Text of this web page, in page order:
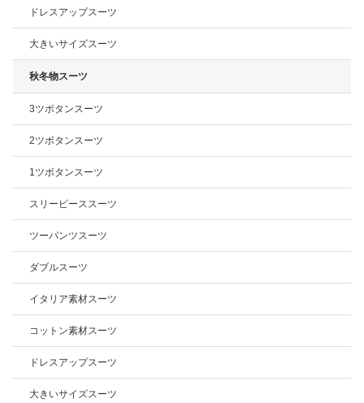
ドレスアップスーツ
大きいサイズスーツ
秋冬物スーツ
3ツボタンスーツ
2ツボタンスーツ
1ツボタンスーツ
スリーピーススーツ
ツーパンツスーツ
ダブルスーツ
イタリア素材スーツ
コットン素材スーツ
ドレスアップスーツ
大きいサイズスーツ